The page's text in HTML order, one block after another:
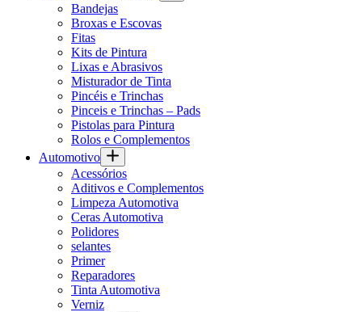
Bandejas
Broxas e Escovas
Fitas
Kits de Pintura
Lixas e Abrasivos
Misturador de Tinta
Pincéis e Trinchas
Pinceis e Trinchas – Pads
Pistolas para Pintura
Rolos e Complementos
Automotivo
Acessórios
Aditivos e Complementos
Limpeza Automotiva
Ceras Automotiva
Polidores
selantes
Primer
Reparadores
Tinta Automotiva
Verniz